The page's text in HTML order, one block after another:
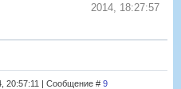
2014, 18:27:57
20:57:11 | Сообщение # 9